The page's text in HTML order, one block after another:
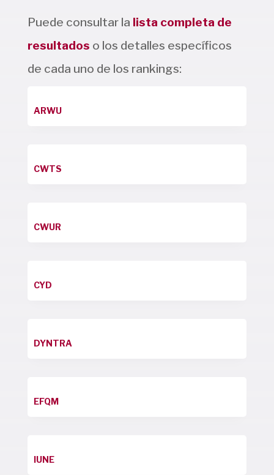
Puede consultar la lista completa de
resultados o los detalles específicos
de cada uno de los rankings:
ARWU
CWTS
CWUR
CYD
DYNTRA
EFQM
IUNE